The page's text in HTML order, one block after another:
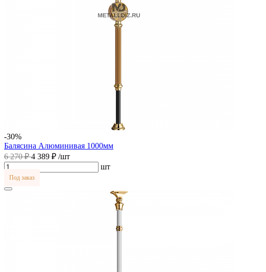
-30%
Балясина Алюминивая 1000мм
6 270 ₽4 389 ₽ /шт
шт
Под заказ